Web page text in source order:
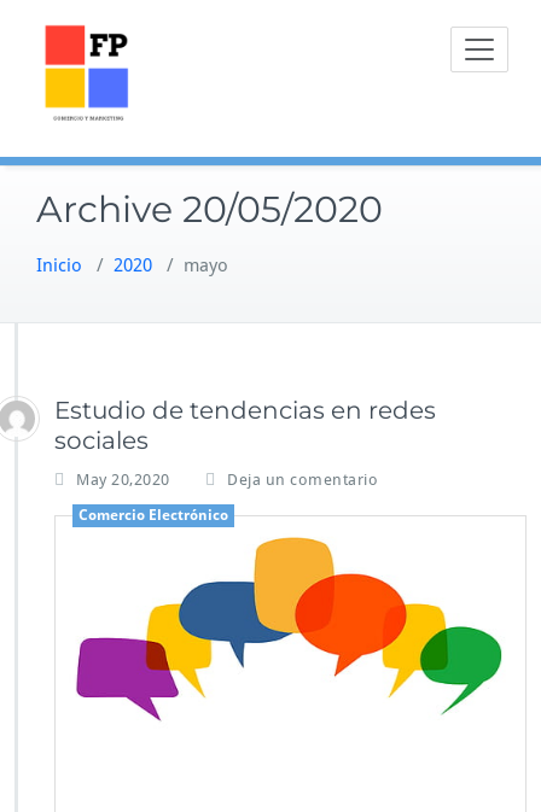
content
Archive 20/05/2020
Inicio / 2020 / mayo
Estudio de tendencias en redes
sociales
May 20,2020 Deja un comentario
Comercio Electrónico